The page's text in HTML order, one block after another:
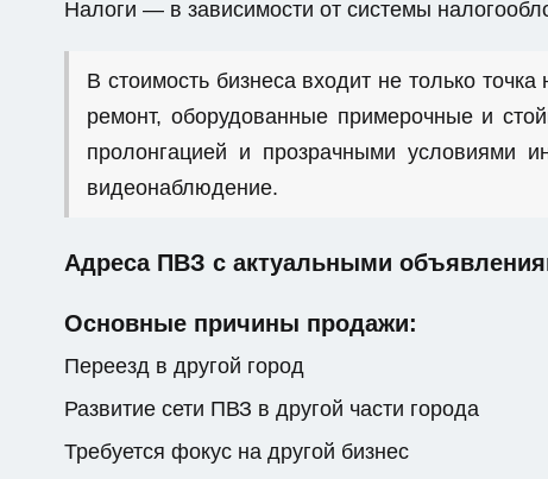
Налоги — в зависимости от системы
В стоимость бизнеса входит не только
ремонт, оборудованные примерочные и
пролонгацией и прозрачными условиями
видеонаблюдение.
Адреса ПВЗ с актуальными
Основные причины продажи:
Переезд в другой город
Развитие сети ПВЗ в другой части города
Требуется фокус на другой бизнес